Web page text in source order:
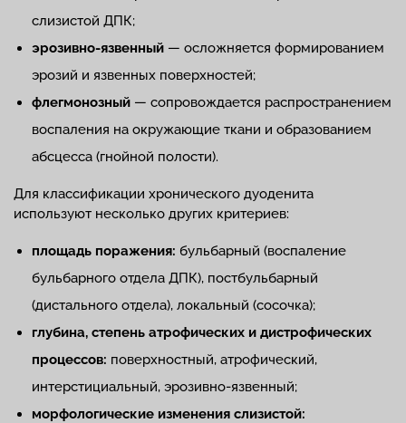
слизистой ДПК;
эрозивно-язвенный — осложняется формированием
эрозий и язвенных поверхностей;
флегмонозный — сопровождается распространением
воспаления на окружающие ткани и образованием
абсцесса (гнойной полости).
Для классификации хронического дуоденита
используют несколько других критериев:
площадь поражения: бульбарный (воспаление
бульбарного отдела ДПК), постбульбарный
(дистального отдела), локальный (сосочка);
глубина, степень атрофических и дистрофических
процессов: поверхностный, атрофический,
интерстициальный, эрозивно-язвенный;
морфологические изменения слизистой: